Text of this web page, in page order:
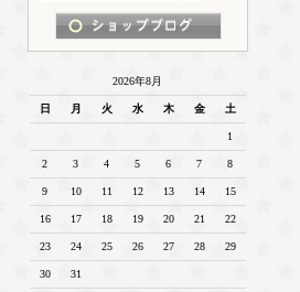
2026年8月
日 月 火 水 木 金 土
1
2 3 4 5 6 7 8
9 10 11 12 13 14 15
16 17 18 19 20 21 22
23 24 25 26 27 28 29
30 31